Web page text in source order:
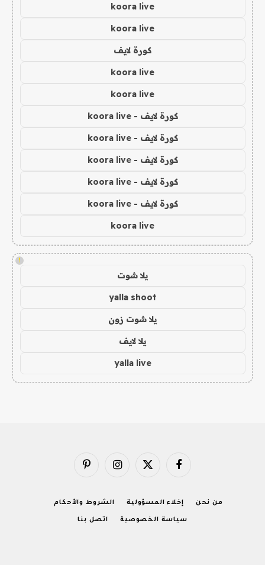
koora live
koora live
كورة لايف
koora live
koora live
كورة لايف - koora live
كورة لايف - koora live
كورة لايف - koora live
كورة لايف - koora live
كورة لايف - koora live
koora live
!
يلا شوت
yalla shoot
يلا شوت زون
يلا لايف
yalla live
فيسبوك X
الانستغرامبينتيريست
من نحن إخلاء المسؤولية الشروط والأحكام
سياسة الخصوصية اتصل بنا